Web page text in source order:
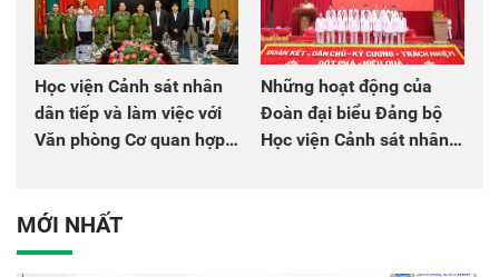
Học viện Cảnh sát nhân
dân tiếp và làm việc với
Văn phòng Cơ quan hợp
Những hoạt động của
Đoàn đại biểu Đảng bộ
Học viện Cảnh sát nhân
MỚI NHẤT